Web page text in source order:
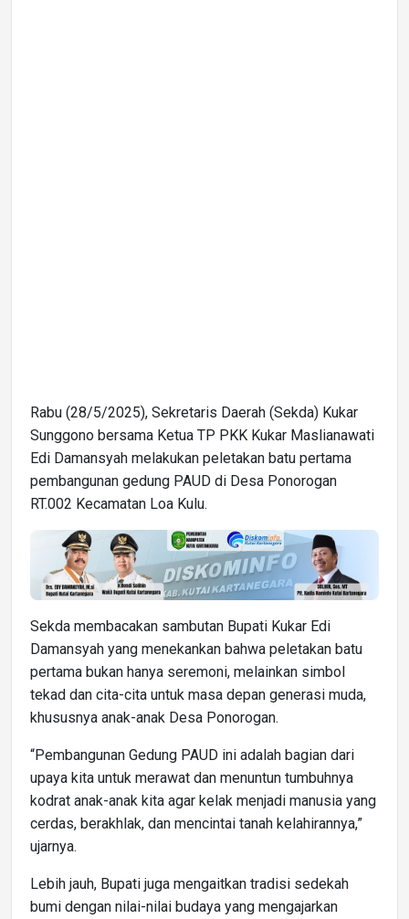
Rabu (28/5/2025), Sekretaris Daerah (Sekda) Kukar
Sunggono bersama Ketua TP PKK Kukar Maslianawati
Edi Damansyah melakukan peletakan batu pertama
pembangunan gedung PAUD di Desa Ponorogan
RT.002 Kecamatan Loa Kulu.
Sekda membacakan sambutan Bupati Kukar Edi
Damansyah yang menekankan bahwa peletakan batu
pertama bukan hanya seremoni, melainkan simbol
tekad dan cita-cita untuk masa depan generasi muda,
khususnya anak-anak Desa Ponorogan.
“Pembangunan Gedung PAUD ini adalah bagian dari
upaya kita untuk merawat dan menuntun tumbuhnya
kodrat anak-anak kita agar kelak menjadi manusia yang
cerdas, berakhlak, dan mencintai tanah kelahirannya,”
ujarnya.
Lebih jauh, Bupati juga mengaitkan tradisi sedekah
bumi dengan nilai-nilai budaya yang mengajarkan